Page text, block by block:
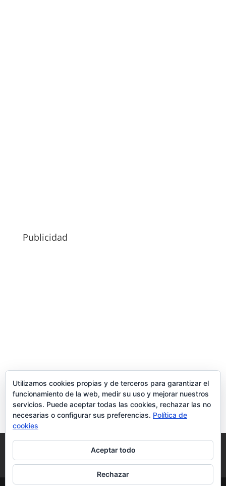
Publicidad
Condiciones y Privacidad
Contacto
Tienda Carrito Mi cuenta
Utilizamos cookies propias y de terceros para garantizar el
funcionamiento de la web, medir su uso y mejorar nuestros
servicios. Puede aceptar todas las cookies, rechazar las no
necesarias o configurar sus preferencias. Política de
cookies
Aceptar todo
Rechazar